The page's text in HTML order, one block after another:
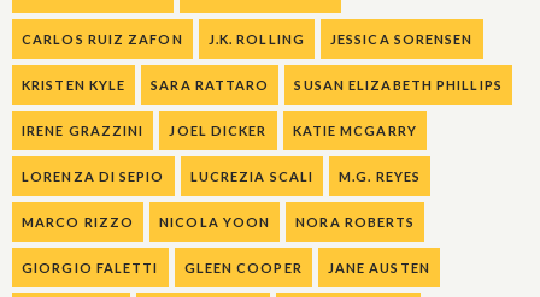
CARLOS RUIZ ZAFON J.K. ROLLING JESSICA SORENSEN
KRISTEN KYLE SARA RATTARO SUSAN ELIZABETH PHILLIPS
IRENE GRAZZINI JOEL DICKER KATIE MCGARRY
LORENZA DI SEPIO LUCREZIA SCALI M.G. REYES
MARCO RIZZO NICOLA YOON NORA ROBERTS
GIORGIO FALETTI GLEEN COOPER JANE AUSTEN